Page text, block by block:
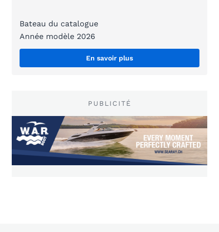
Bateau du catalogue
Année modèle 2026
En savoir plus
PUBLICITÉ